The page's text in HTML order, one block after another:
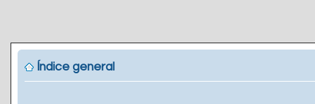
Índice general